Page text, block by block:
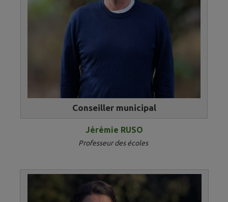
Conseiller municipal
Jérémie RUSO
Professeur des écoles